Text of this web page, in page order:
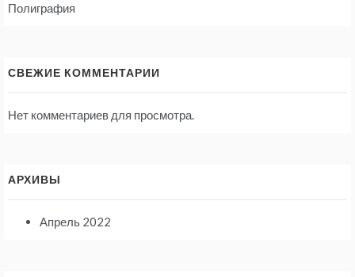
Полиграфия
СВЕЖИЕ КОММЕНТАРИИ
Нет комментариев для просмотра.
АРХИВЫ
Апрель 2022